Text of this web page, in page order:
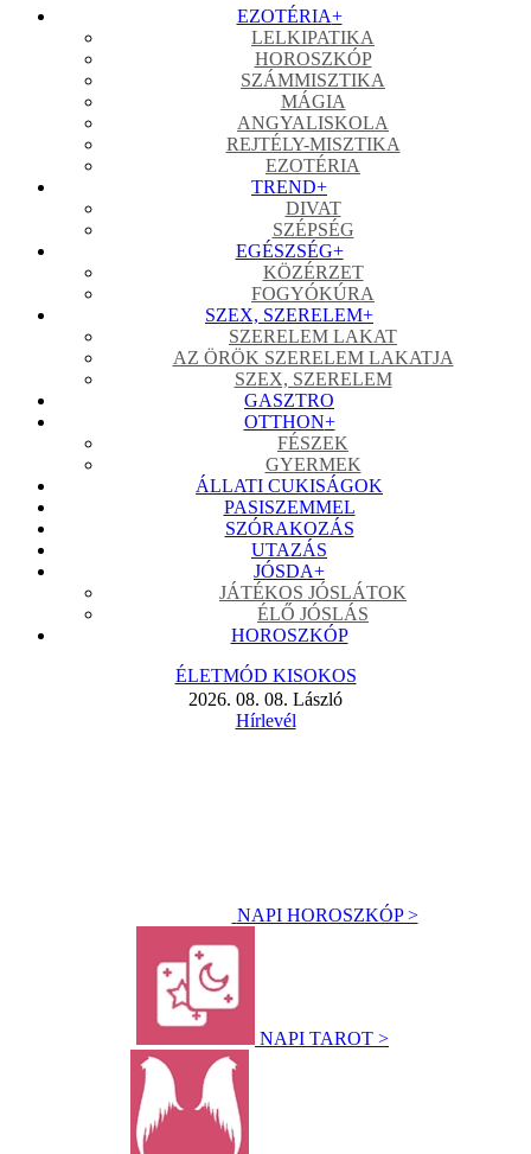
EZOTÉRIA+
LELKIPATIKA
HOROSZKÓP
SZÁMMISZTIKA
MÁGIA
ANGYALISKOLA
REJTÉLY-MISZTIKA
EZOTÉRIA
TREND+
DIVAT
SZÉPSÉG
EGÉSZSÉG+
KÖZÉRZET
FOGYÓKÚRA
SZEX, SZERELEM+
SZERELEM LAKAT
AZ ÖRÖK SZERELEM LAKATJA
SZEX, SZERELEM
GASZTRO
OTTHON+
FÉSZEK
GYERMEK
ÁLLATI CUKISÁGOK
PASISZEMMEL
SZÓRAKOZÁS
UTAZÁS
JÓSDA+
JÁTÉKOS JÓSLÁTOK
ÉLŐ JÓSLÁS
HOROSZKÓP
ÉLETMÓD KISOKOS
2026. 08. 08. László
Hírlevél
NAPI HOROSZKÓP >
NAPI TAROT >